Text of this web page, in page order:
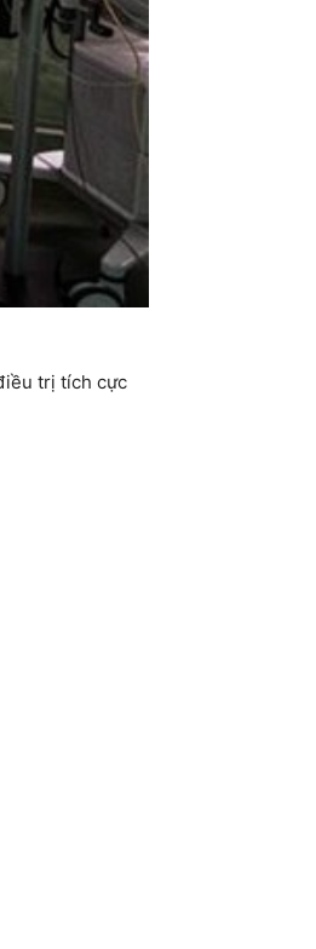
trị tích cực